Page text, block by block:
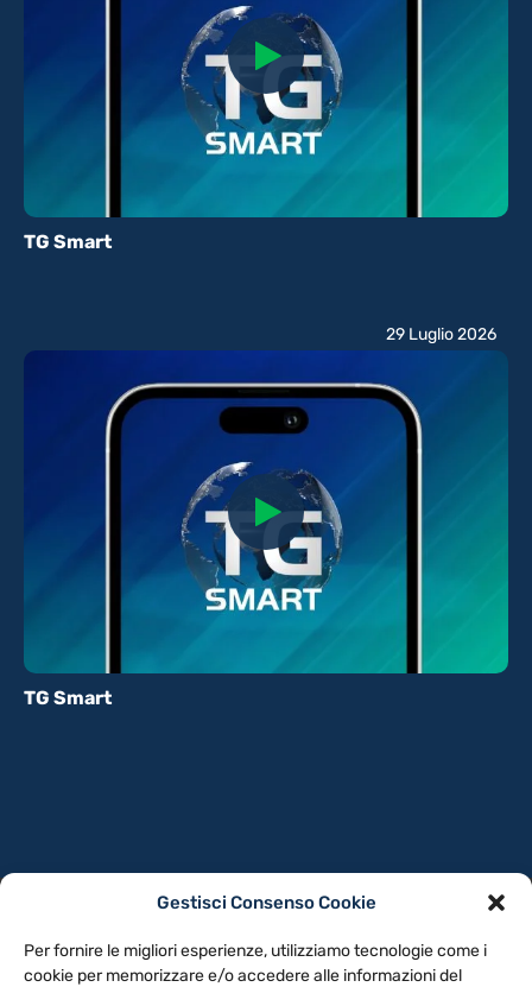
Gestisci Consenso Cookie
Per fornire le migliori esperienze, utilizziamo tecnologie come i
cookie per memorizzare e/o accedere alle informazioni del
TG Smart
TG Smart
29 Luglio 2026
NOTE LEGALI
CONTATTACI PREFERENZE